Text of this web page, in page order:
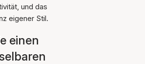
und das
eigener Stil.
einen